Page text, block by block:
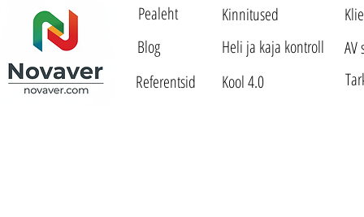
Pealeht
Blog
Referentsid
Heli ja kaja kontroll
Kinnitused
Kool 4.0